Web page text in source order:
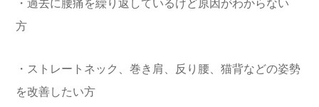
・過去に腰痛を繰り返しているけど原因がわからない
方
・ストレートネック、巻き肩、反り腰、猫背などの姿勢
を改善したい方